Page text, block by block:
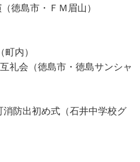
徳島市・ＦＭ眉山）
内）
礼会（徳島市・徳島サンシャ
防出初め式（石井中学校グ